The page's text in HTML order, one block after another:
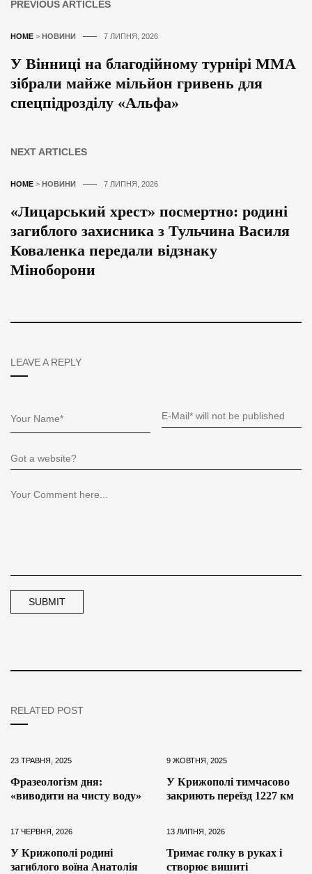
PREVIOUS ARTICLES
HOME > НОВИНИ 7 ЛИПНЯ, 2026
У Вінниці на благодійному турнірі ММА
зібрали майже мільйон гривень для
спецпідрозділу «Альфа»
NEXT ARTICLES
HOME > НОВИНИ 7 ЛИПНЯ, 2026
«Лицарський хрест» посмертно: родині
загиблого захисника з Тульчина Василя
Коваленка передали відзнаку
Міноборони
LEAVE A REPLY
RELATED POST
23 ТРАВНЯ, 2025
Фразеологізм дня:
«виводити на чисту воду»
9 ЖОВТНЯ, 2025
У Крижополі тимчасово
закриють переїзд 1227 км
17 ЧЕРВНЯ, 2026
У Крижополі родині
загиблого воїна Анатолія
13 ЛИПНЯ, 2026
Тримає голку в руках і
створює вишиті